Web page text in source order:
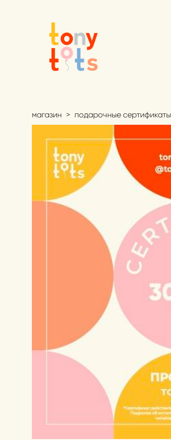
магазин > подарочные сертификаты